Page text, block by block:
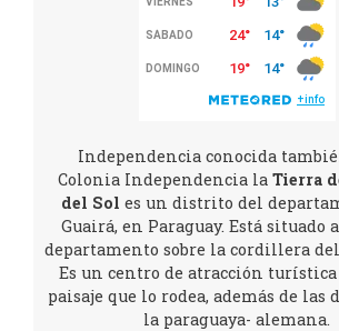
Independencia conocida
Colonia Independencia la Tierra
del Sol es un distrito del
Guairá, en Paraguay. Está situado
departamento sobre la cordillera
Es un centro de atracción
paisaje que lo rodea, además de las
la paraguaya- alemana.